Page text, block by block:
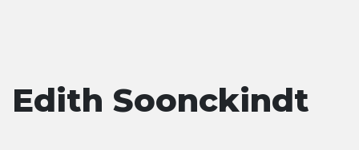
Edith Soonckindt